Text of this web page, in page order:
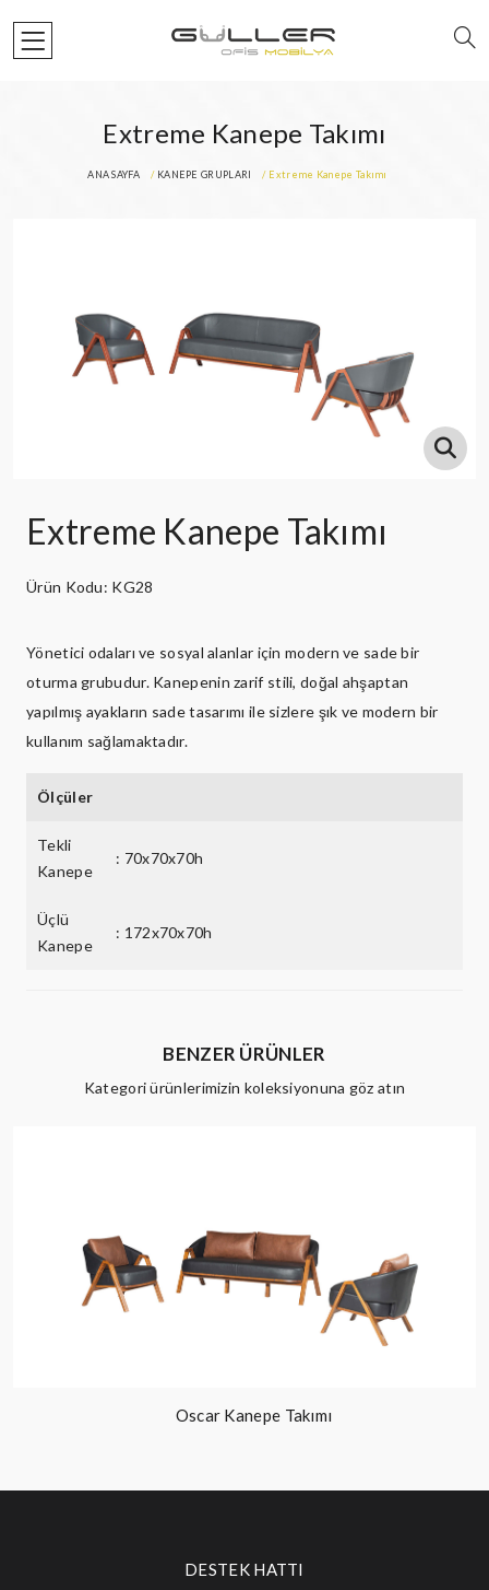
Extreme Kanepe Takımı
ANA SAYFA KANEPE GRUPLARI Extreme Kanepe Takımı
Extreme Kanepe Takımı
Ürün Kodu: KG28
Yönetici odaları ve sosyal alanlar için modern ve sade bir
oturma grubudur. Kanepenin zarif stili, doğal ahşaptan
yapılmış ayakların sade tasarımı ile sizlere şık ve modern bir
kullanım sağlamaktadır.
Ölçüler
Tekli
Kanepe
: 70x70x70h
Üçlü
Kanepe
: 172x70x70h
BENZER ÜRÜNLER
Kategori ürünlerimizin koleksiyonuna göz atın
Oscar Kanepe Takımı
DESTEK HATTI